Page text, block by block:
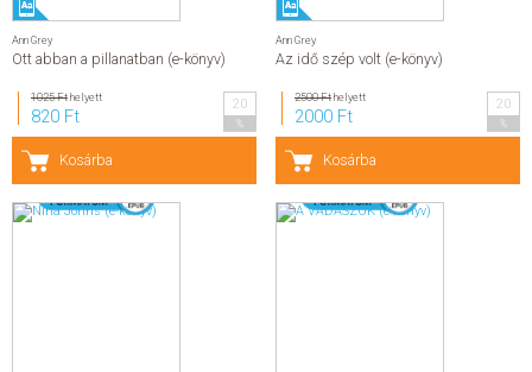
Ann Grey
Ott abban a pillanatban (e-könyv)
1025 Fthelyett
820 Ft
20
Kosárba
Ann Grey
Az idő szép volt (e-könyv)
2500 Fthelyett
2000 Ft
20
Kosárba